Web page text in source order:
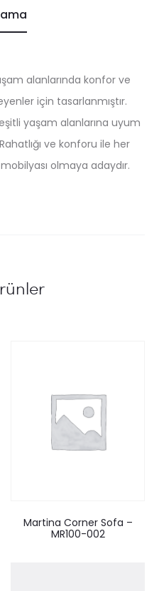
alanlarında konfor ve
için tasarlanmıştır.
yaşam alanlarına uyum
ve konforu ile her
olmaya adaydır.
Martina Corner Sofa –
MR100-002